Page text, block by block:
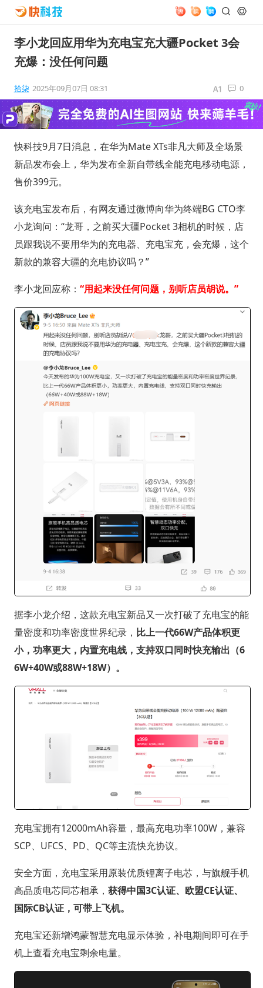
李小龙回应用华为充电宝充大疆Pocket 3会
充爆：没任何问题
拾柒 2025年09月07日 08:31 0
快科技9月7日消息，在华为Mate XTs非凡大师及全场景
新品发布会上，华为发布全新自带线全能充电移动电源，
售价399元。
该充电宝发布后，有网友通过微博向华为终端BG CTO李
小龙询问：“龙哥，之前买大疆Pocket 3相机的时候，店
员跟我说不要用华为的充电器、充电宝充，会充爆，这个
新款的兼容大疆的充电协议吗？”
李小龙回应称： “用起来没任何问题，别听店员胡说。”
据李小龙介绍，这款充电宝新品又一次打破了充电宝的能
量密度和功率密度世界纪录， 比上一代66W产品体积更
小，功率更大，内置充电线，支持双口同时快充输出（6
6W+40W或88W+18W）。
充电宝拥有12000mAh容量，最高充电功率100W，兼容
SCP、UFCS、PD、QC等主流快充协议。
安全方面，充电宝采用原装优质锂离子电芯，与旗舰手机
高品质电芯同芯相承， 获得中国3C认证、欧盟CE认证、
国际CB认证，可带上飞机。
充电宝还新增鸿蒙智慧充电显示体验，补电期间即可在手
机上查看充电宝剩余电量。